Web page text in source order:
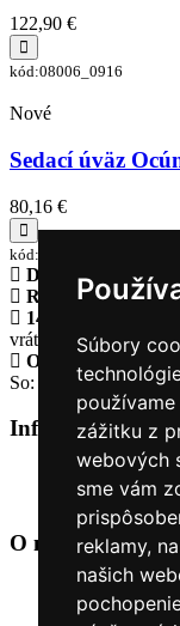
Súbory
zážitku z
webových
sme vám
reklamy,
našich
122,90 €
kód:08006_0916
Nové
Sedací úväz
80,16 €
kód:03210
Doprava zadarmo
Rýchle dodanie
14 Dní na vrátenie
vrátiť
Otvorené celý
So: 9:00 - 12:00
Informácie+
O nás
Kontakt
O nás +
Úvod
Obchodné